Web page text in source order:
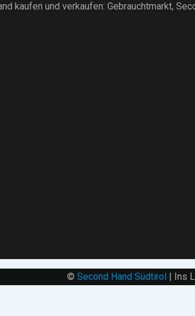
kaufen und verkaufen: Gebrauchtmarkt,
© Second Hand Südtirol | Ins